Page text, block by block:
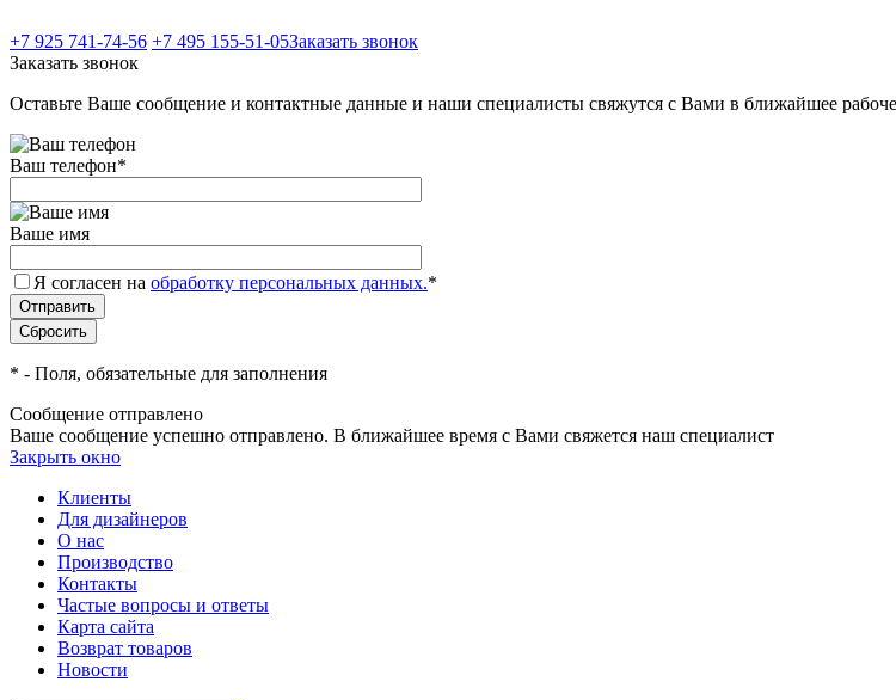
+7 925 741-74-56 +7 495 155-51-05Заказать звонок
Заказать звонок
Оставьте Ваше сообщение и контактные данные и наши специалисты свяжутся с Вами в ближайшее
Ваш телефон*
Ваше имя
Я согласен на обработку персональных данных.*
* - Поля, обязательные для заполнения
Сообщение отправлено
Ваше сообщение успешно отправлено. В ближайшее время с Вами свяжется наш специалист
Закрыть окно
Клиенты
Для дизайнеров
О нас
Производство
Контакты
Частые вопросы и ответы
Карта сайта
Возврат товаров
Новости